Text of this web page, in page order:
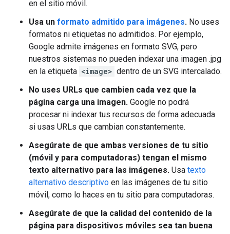
en el sitio móvil.
Usa un formato admitido para imágenes. No uses
formatos ni etiquetas no admitidos. Por ejemplo,
Google admite imágenes en formato SVG, pero
nuestros sistemas no pueden indexar una imagen .jpg
en la etiqueta <image> dentro de un SVG intercalado.
No uses URLs que cambien cada vez que la
página carga una imagen. Google no podrá
procesar ni indexar tus recursos de forma adecuada
si usas URLs que cambian constantemente.
Asegúrate de que ambas versiones de tu sitio
(móvil y para computadoras) tengan el mismo
texto alternativo para las imágenes. Usa texto
alternativo descriptivo en las imágenes de tu sitio
móvil, como lo haces en tu sitio para computadoras.
Asegúrate de que la calidad del contenido de la
página para dispositivos móviles sea tan buena